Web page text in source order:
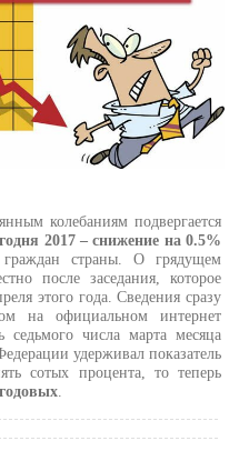
колебаниям подвергается
2017 – снижение на 0.5%
страны. О грядущем
после заседания, которое
этого года. Сведения сразу
на официальном интернет
седьмого числа марта месяца
удерживал показатель
сотых процента, то теперь